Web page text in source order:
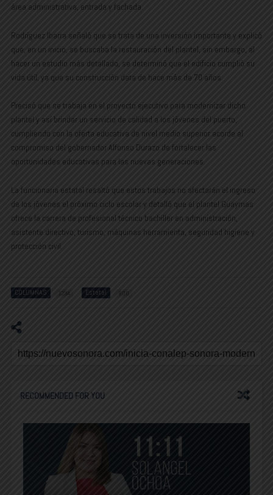
área administrativa, entrada y fachada.
Rodríguez Ibarra señaló que se trata de una inversión importante y explicó
que, en un inicio, se buscaba la restauración del plantel, sin embargo, al
hacer un estudio más detallado, se determinó que el edificio cumplió su
vida útil, ya que su construcción data de hace más de 70 años.
Precisó que se trabaja en el proyecto ejecutivo para modernizar dicho
plantel y así brindar un servicio de calidad a los jóvenes del puerto,
cumpliendo con la oferta educativa de nivel medio superior acorde al
compromiso del gobernador Alfonso Durazo de fortalecer las
oportunidades educativas para las nuevas generaciones.
La funcionaria estatal resaltó que estos trabajos no afectarán el ingreso
de los jóvenes el próximo ciclo escolar y detalló que el plantel Guaymas
ofrece la carrera de profesional técnico bachiller en administración,
asistente directivo, turismo, máquinas herramienta, seguridad higiene y
protección civil.
COLUMNAS 1294 Estatal 800
RECOMMENDED FOR YOU